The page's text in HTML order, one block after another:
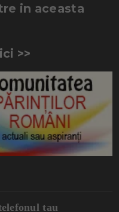
in aceasta
>>
tau